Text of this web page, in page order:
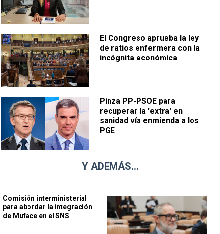
El Congreso aprueba la ley
de ratios enfermera con la
incógnita económica
Pinza PP-PSOE para
recuperar la 'extra' en
sanidad vía enmienda a los
PGE
Y ADEMÁS...
Comisión interministerial
para abordar la integración
de Muface en el SNS